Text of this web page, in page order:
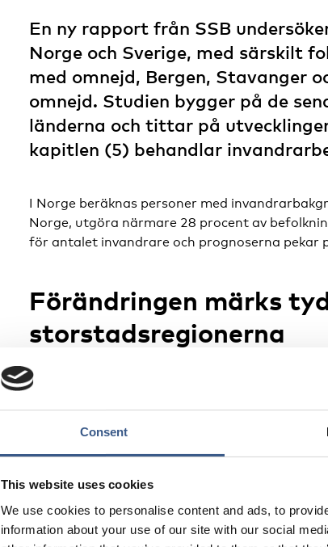
Consent
This website uses cookies
We use cookies to personalise content and ads, to
information about your use of our site with our social
En ny rapport från SSB
Norge och Sverige, med särskilt
med omnejd, Bergen, Stavanger
omnejd. Studien bygger på de
länderna och tittar på
kapitlen (5) behandlar
I Norge beräknas personer med
Norge, utgöra närmare 28 procent av
för antalet invandrare och prognoserna pekar
Förändringen märks
storstadsregionerna
Förändringarna i befolkningsstrukturen blir
redan utgör en betydande del. Städerna
invandring och integration – platser där nya
och formas.
I Oslo med omnejd hade nästan en tredjedel